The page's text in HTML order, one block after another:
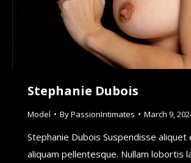
Stephanie Dubois
Model ByPassionIntimates March 9,
Stephanie Dubois Suspendisse aliquet
aliquam pellentesque. Nullam lobortis